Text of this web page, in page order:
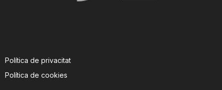
Política de privacitat
Política de cookies